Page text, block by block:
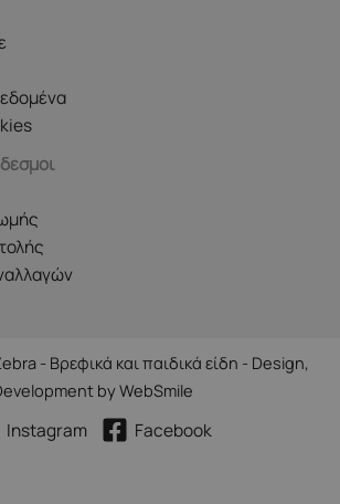
- Βρεφικά και παιδικά είδη - Design,
byWebSmile
Instagram Facebook